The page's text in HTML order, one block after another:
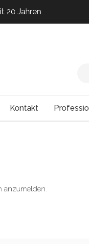
20 Jahren
20 Jahren
Kontakt
anzumelden.